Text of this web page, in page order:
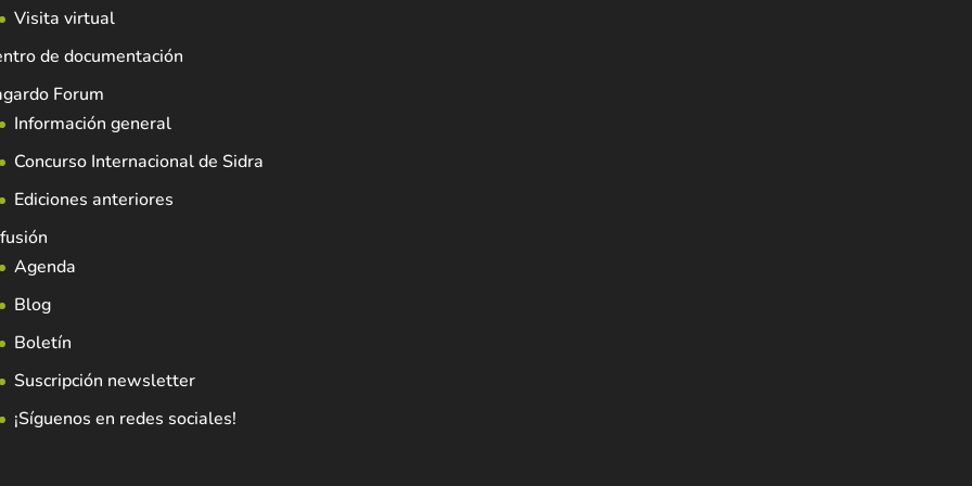
Visita virtual
de documentación
Forum
Información general
Concurso Internacional de Sidra
Ediciones anteriores
Agenda
Blog
Boletín
Suscripción newsletter
¡Síguenos en redes sociales!